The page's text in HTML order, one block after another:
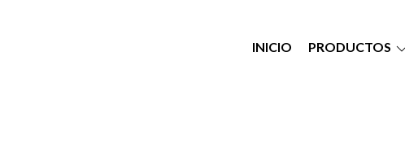
INICIO PRODUCTOS